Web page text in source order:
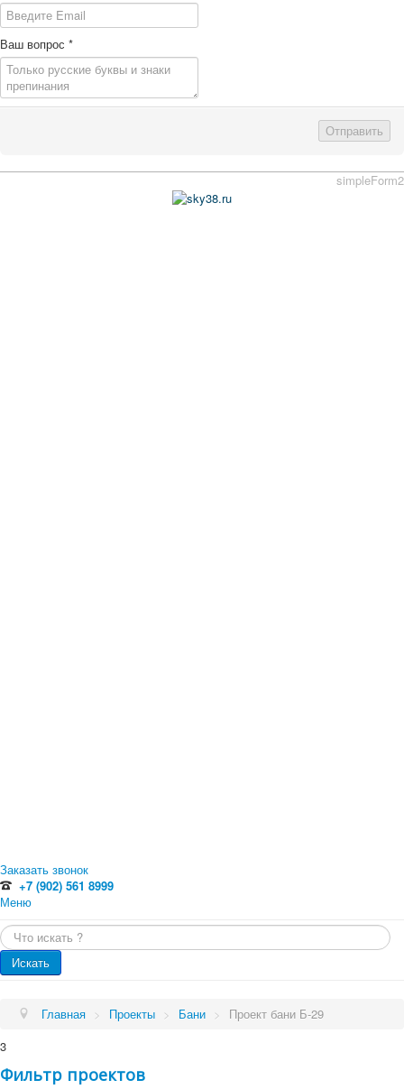
Ваш вопрос *
Отправить
simpleForm2
Заказать звонок
+7 (902) 561 8999
Меню
Каталог
Оцилиндрованное бревно
Профилированный брус
Погонажные изделия. Вагонка, планкен, доска пола
Малые архитектурные формы
Бани от 70 кв.м.
Главная
Каталог
Проекты
Цены
Искать...
Искать
Главная > Проекты > Бани >
Проект бани Б-29
3
Фильтр проектов